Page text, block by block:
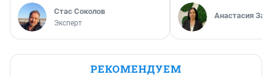
Стас Соколов
Эксперт
Анастасия
РЕКОМЕНДУЕМ